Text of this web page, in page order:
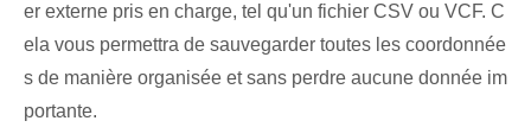
er externe pris en charge, tel qu'un fichier CSV ou VCF. C
ela⁤ vous permettra de sauvegarder toutes les ‌coordonnée
s de manière organisée et sans perdre aucune donnée im
portante⁤.